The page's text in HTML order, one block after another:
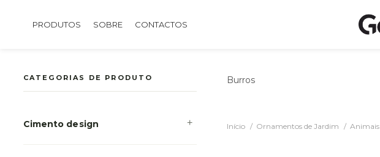
PRODUTOS SOBRE CONTACTOS
CATEGORIAS DE PRODUTO
Cimento design
Burros
Início Ornamentos de Jardim Animais